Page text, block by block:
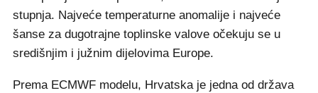
stupnja. Najveće temperaturne anomalije i najveće
šanse za dugotrajne toplinske valove očekuju se u
središnjim i južnim dijelovima Europe.
Prema ECMWF modelu, Hrvatska je jedna od država